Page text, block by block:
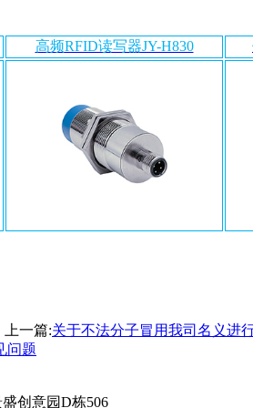
高频RFID读写器JY-H830
一篇:关于不法分子冒用我司名义进
问题
创意园D栋506